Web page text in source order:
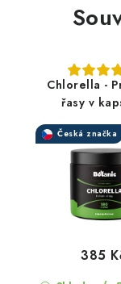
Chlorella -
řasy v
Česká značka
385